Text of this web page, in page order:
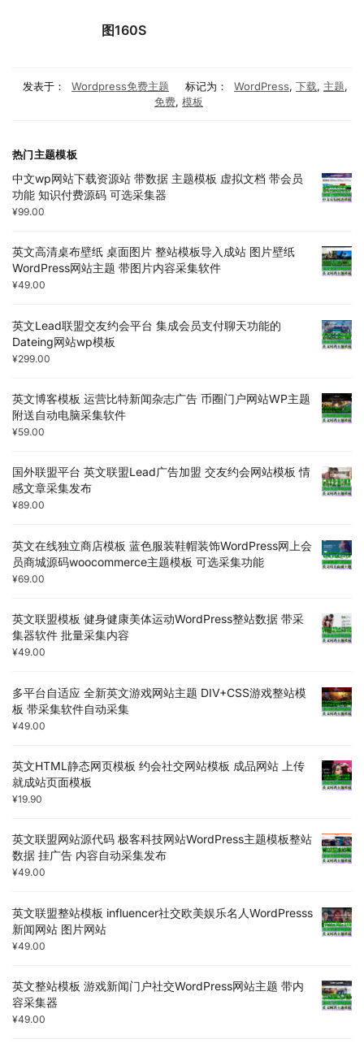
图160S
发表于： Wordpress免费主题 标记为： WordPress, 下载, 主题,
免费, 模板
热门主题模板
中文wp网站下载资源站 带数据 主题模板 虚拟文档 带会员
功能 知识付费源码 可选采集器
¥99.00
英文高清桌布壁纸 桌面图片 整站模板导入成站 图片壁纸
WordPress网站主题 带图片内容采集软件
¥49.00
英文Lead联盟交友约会平台 集成会员支付聊天功能的
Dateing网站wp模板
¥299.00
英文博客模板 运营比特新闻杂志广告 币圈门户网站WP主题
附送自动电脑采集软件
¥59.00
国外联盟平台 英文联盟Lead广告加盟 交友约会网站模板 情
感文章采集发布
¥89.00
英文在线独立商店模板 蓝色服装鞋帽装饰WordPress网上会
员商城源码woocommerce主题模板 可选采集功能
¥69.00
英文联盟模板 健身健康美体运动WordPress整站数据 带采
集器软件 批量采集内容
¥49.00
多平台自适应 全新英文游戏网站主题 DIV+CSS游戏整站模
板 带采集软件自动采集
¥49.00
英文HTML静态网页模板 约会社交网站模板 成品网站 上传
就成站页面模板
¥19.90
英文联盟网站源代码 极客科技网站WordPress主题模板整站
数据 挂广告 内容自动采集发布
¥49.00
英文联盟整站模板 influencer社交欧美娱乐名人WordPresss
新闻网站 图片网站
¥49.00
英文整站模板 游戏新闻门户社交WordPress网站主题 带内
容采集器
¥49.00